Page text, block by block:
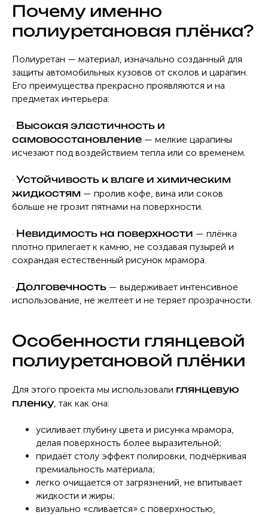
Почему именно
полиуретановая плёнка?
Полиуретан — материал, изначально созданный для
защиты автомобильных кузовов от сколов и царапин.
Его преимущества прекрасно проявляются и на
предметах интерьера:
· Высокая эластичность и
самовосстановление — мелкие царапины
исчезают под воздействием тепла или со временем.
· Устойчивость к влаге и химическим
жидкостям — пролив кофе, вина или соков
больше не грозит пятнами на поверхности.
· Невидимость на поверхности — плёнка
плотно прилегает к камню, не создавая пузырей и
сохрандая естественный рисунок мрамора.
· Долговечность — выдерживает интенсивное
использование, не желтеет и не теряет прозрачности.
Особенности глянцевой
полиуретановой плёнки
Для этого проекта мы использовали глянцевую
пленку, так как она:
усиливает глубину цвета и рисунка мрамора,
делая поверхность более выразительной;
придаёт столу эффект полировки, подчёркивая
премиальность материала;
легко очищается от загрязнений, не впитывает
жидкости и жиры;
визуально «сливается» с поверхностью,